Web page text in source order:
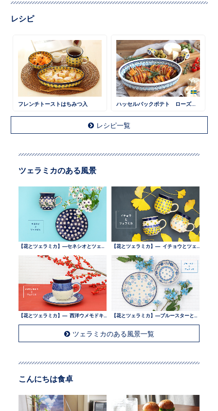
レシピ
フレンチトーストはちみつ入 ハッセルバックポテト ローズマリー風味
レシピ一覧
ツェラミカのある風景
ツェラミカのある風景一覧
こんにちは食卓